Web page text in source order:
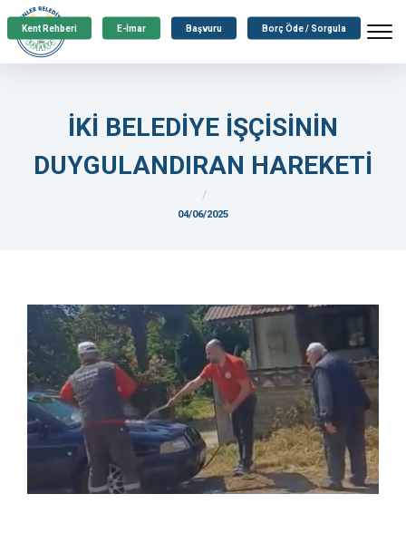
Kent Rehberi E-İmar Başvuru Borç Öde / Sorgula
İKİ BELEDİYE İŞÇİSİNİN
DUYGULANDIRAN HAREKETİ
04/06/2025